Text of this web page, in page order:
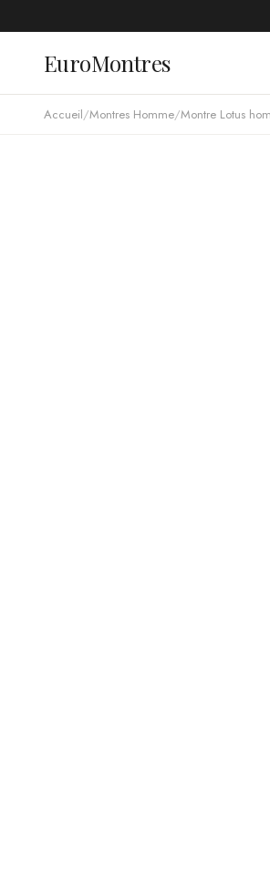
EuroMontres
Accueil/Montres Homme/Montre Lotus